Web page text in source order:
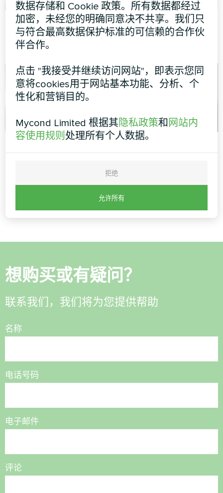
公寓
艺术设计风机盘管静音系列
公寓
公寓 办公室
1 2
想购买或有疑问？
联系我们，我们将为您提供帮助
名称
电话号码
电子邮件
评论
数据存储和 Cookie 政策。所有数据都经过
加密，未经您的明确同意决不共享。我们只
与符合最高数据保护标准的可信赖的合作伙
伴合作。
点击 "我接受并继续访问网站"，即表示您同
意将cookies用于网站基本功能、分析、个
性化和营销目的。
Mycond Limited 根据其隐私政策和 网站内
容使用规则处理所有个人数据。
拒绝
允许所有